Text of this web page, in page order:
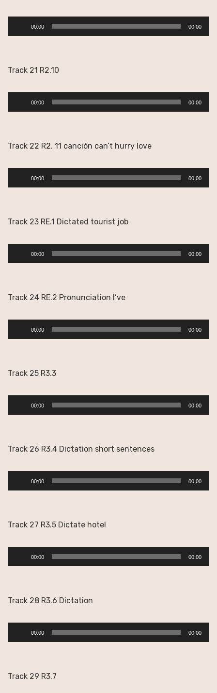
Reproductor
de
00:00 00:00
Track 21 R2.10
Reproductor
de
00:00 00:00
Track 22 R2. 11 canción can’t hurry love
Reproductor
de
00:00 00:00
Track 23 RE.1 Dictated tourist job
Reproductor
de
00:00 00:00
Track 24 RE.2 Pronunciation I’ve
Reproductor
de
00:00 00:00
Track 25 R3.3
Reproductor
de
00:00 00:00
Track 26 R3.4 Dictation short sentences
Reproductor
de
00:00 00:00
Track 27 R3.5 Dictate hotel
Reproductor
de
00:00 00:00
Track 28 R3.6 Dictation
Reproductor
de
00:00 00:00
Track 29 R3.7